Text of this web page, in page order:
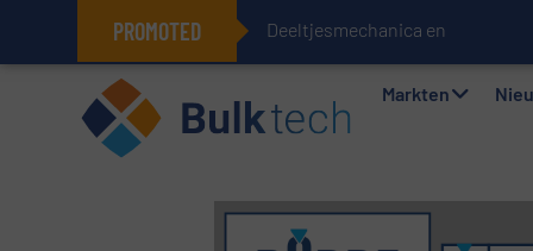
PROMOTED Deeltjesmechanica en
Geïntegreerde doserings- en
Markten